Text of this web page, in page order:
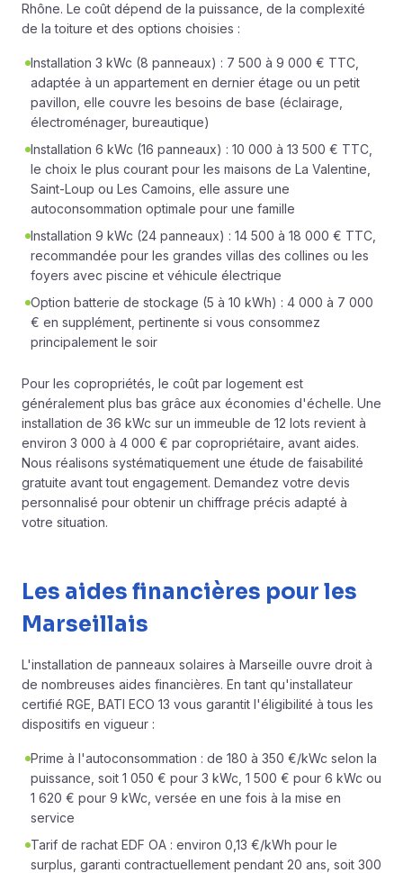
Rhône. Le coût dépend de la puissance, de la complexité
de la toiture et des options choisies :
Installation 3 kWc (8 panneaux) : 7 500 à 9 000 € TTC,
adaptée à un appartement en dernier étage ou un petit
pavillon, elle couvre les besoins de base (éclairage,
électroménager, bureautique)
Installation 6 kWc (16 panneaux) : 10 000 à 13 500 € TTC,
le choix le plus courant pour les maisons de La Valentine,
Saint-Loup ou Les Camoins, elle assure une
autoconsommation optimale pour une famille
Installation 9 kWc (24 panneaux) : 14 500 à 18 000 € TTC,
recommandée pour les grandes villas des collines ou les
foyers avec piscine et véhicule électrique
Option batterie de stockage (5 à 10 kWh) : 4 000 à 7 000
€ en supplément, pertinente si vous consommez
principalement le soir
Pour les copropriétés, le coût par logement est
généralement plus bas grâce aux économies d'échelle. Une
installation de 36 kWc sur un immeuble de 12 lots revient à
environ 3 000 à 4 000 € par copropriétaire, avant aides.
Nous réalisons systématiquement une étude de faisabilité
gratuite avant tout engagement. Demandez votre devis
personnalisé pour obtenir un chiffrage précis adapté à
votre situation.
Les aides financières pour les
Marseillais
L'installation de panneaux solaires à Marseille ouvre droit à
de nombreuses aides financières. En tant qu'installateur
certifié RGE, BATI ECO 13 vous garantit l'éligibilité à tous les
dispositifs en vigueur :
Prime à l'autoconsommation : de 180 à 350 €/kWc selon la
puissance, soit 1 050 € pour 3 kWc, 1 500 € pour 6 kWc ou
1 620 € pour 9 kWc, versée en une fois à la mise en
service
Tarif de rachat EDF OA : environ 0,13 €/kWh pour le
surplus, garanti contractuellement pendant 20 ans, soit 300